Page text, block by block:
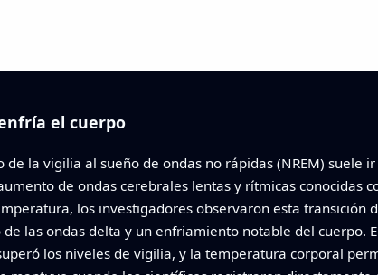
el cuerpo
de la vigilia al sueño de ondas no rápidas (NREM)
de ondas cerebrales lentas y rítmicas conocidas
los investigadores observaron esta transición
las ondas delta y un enfriamiento notable del cuerpo.
los niveles de vigilia, y la temperatura corporal